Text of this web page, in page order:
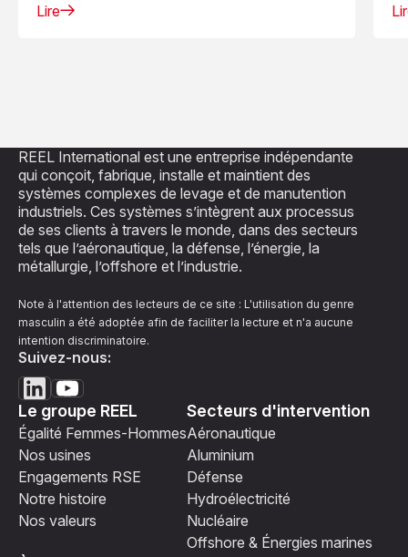
Lire
REEL International est une entreprise indépendante
qui conçoit, fabrique, installe et maintient des
systèmes complexes de levage et de manutention
industriels. Ces systèmes s’intègrent aux processus
de ses clients à travers le monde, dans des secteurs
tels que l’aéronautique, la défense, l’énergie, la
métallurgie, l’offshore et l’industrie.
Note à l'attention des lecteurs de ce site : L'utilisation du genre
masculin a été adoptée afin de faciliter la lecture et n'a aucune
intention discriminatoire.
Suivez-nous:
Le groupe REEL
Égalité Femmes-Hommes
Nos usines
Engagements RSE
Notre histoire
Nos valeurs
Secteurs d'intervention
Aéronautique
Aluminium
Défense
Hydroélectricité
Nucléaire
Offshore & Énergies marines